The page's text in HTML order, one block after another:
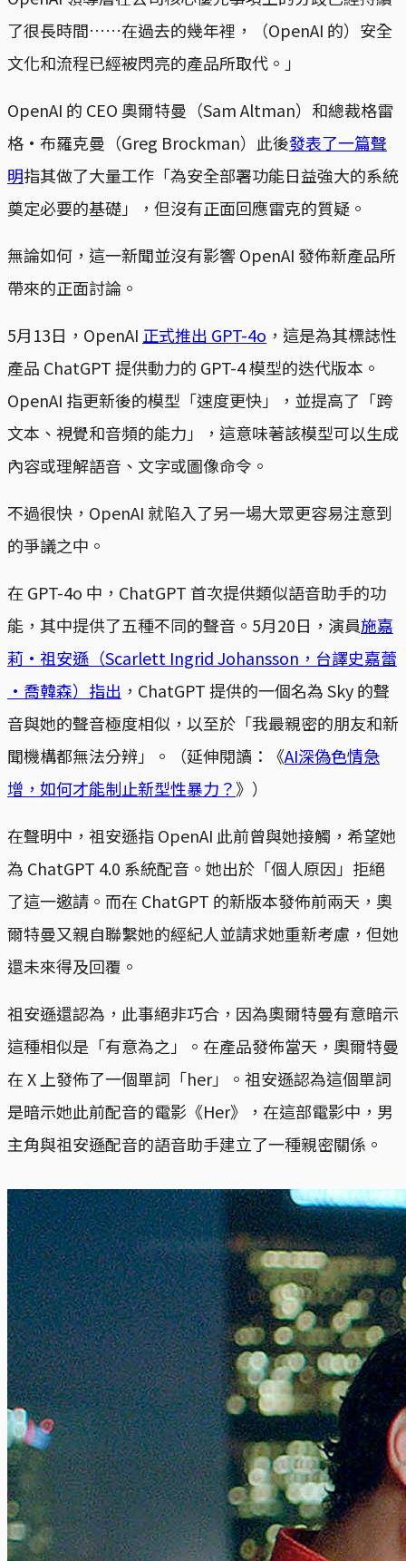
了很長時間……在過去的幾年裡，（OpenAI 的）安全
文化和流程已經被閃亮的產品所取代。」
OpenAI 的 CEO 奧爾特曼（Sam Altman）和總裁格雷
格·布羅克曼（Greg Brockman）此後發表了一篇聲
明指其做了大量工作「為安全部署功能日益強大的系統
奠定必要的基礎」，但沒有正面回應雷克的質疑。
無論如何，這一新聞並沒有影響 OpenAI 發佈新產品所
帶來的正面討論。
5月13日，OpenAI 正式推出 GPT-4o ，這是為其標誌性
產品 ChatGPT 提供動力的 GPT-4 模型的迭代版本。
OpenAI 指更新後的模型「速度更快」，並提高了「跨
文本、視覺和音頻的能力」，這意味著該模型可以生成
內容或理解語音、文字或圖像命令。
不過很快，OpenAI 就陷入了另一場大眾更容易注意到
的爭議之中。
在 GPT-4o 中，ChatGPT 首次提供類似語音助手的功
能，其中提供了五種不同的聲音。5月20日，演員施嘉
莉·祖安遜（Scarlett Ingrid Johansson，台譯史嘉蕾
·喬韓森）指出 ，ChatGPT 提供的一個名為 Sky 的聲
音與她的聲音極度相似，以至於「我最親密的朋友和新
聞機構都無法分辨」。（延伸閱讀：《AI深偽色情急
增，如何才能制止新型性暴力？》）
在聲明中，祖安遜指 OpenAI 此前曾與她接觸，希望她
為 ChatGPT 4.0 系統配音。她出於「個人原因」拒絕
了這一邀請。而在 ChatGPT 的新版本發佈前兩天，奧
爾特曼又親自聯繫她的經紀人並請求她重新考慮，但她
還未來得及回覆。
祖安遜還認為，此事絕非巧合，因為奧爾特曼有意暗示
這種相似是「有意為之」。在產品發佈當天，奧爾特曼
在 X 上發佈了一個單詞「her」。祖安遜認為這個單詞
是暗示她此前配音的電影《Her》，在這部電影中，男
主角與祖安遜配音的語音助手建立了一種親密關係。